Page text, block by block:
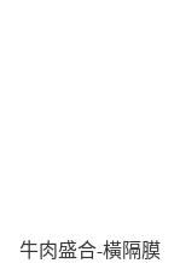
牛肉盛合-橫隔膜